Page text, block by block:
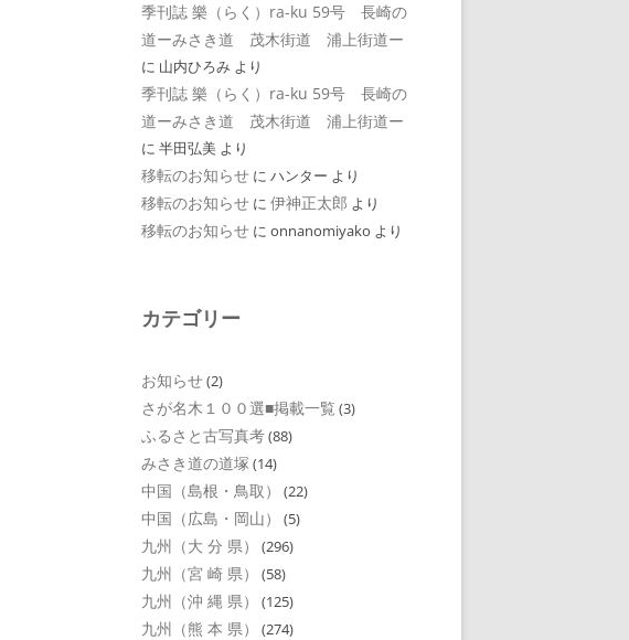
季刊誌 樂（らく）ra-ku 59号 長崎の
道ーみさき道 茂木街道 浦上街道ー
に 山内ひろみ より
季刊誌 樂（らく）ra-ku 59号 長崎の
道ーみさき道 茂木街道 浦上街道ー
に 半田弘美 より
移転のお知らせ に ハンター より
移転のお知らせ に 伊神正太郎 より
移転のお知らせ に onnanomiyako より
カテゴリー
お知らせ(2)
さが名木１００選■掲載一覧 (3)
ふるさと古写真考(88)
みさき道の道塚 (14)
中国（島根・鳥取） (22)
中国（広島・岡山） (5)
九州（大 分 県） (296)
九州（宮 崎 県） (58)
九州（沖 縄 県） (125)
九州（熊 本 県） (274)